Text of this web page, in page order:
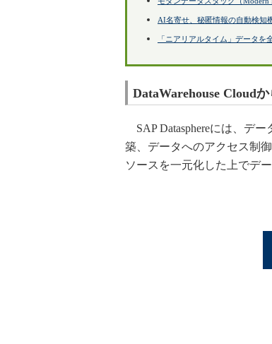
AI名寄せ、秘匿情報の自動検知
「ニアリアルタイム」データ
DataWarehouse Cloud
SAP Datasphereには、デ
築、データへのアクセス制
ソースを一元化した上でデ